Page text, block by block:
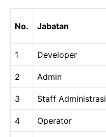
No. Jabatan
1 Developer
2 Admin
3 Staff Administrasi
4 Operator